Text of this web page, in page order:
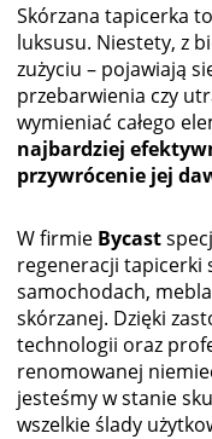
Skórzana tapicerka
luksusu. Niestety, z
zużyciu – pojawiają
przebarwienia czy
wymieniać całego
najbardziej
przywrócenie jej
W firmie Bycast
regeneracji tapicerki
samochodach,
skórzanej. Dzięki
technologii oraz
renomowanej
jesteśmy w stanie
wszelkie ślady